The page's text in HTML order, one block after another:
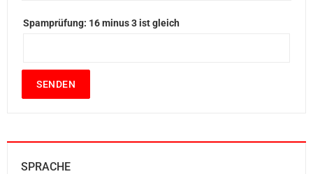
Spamprüfung: 16 minus 3 ist gleich
SENDEN
SPRACHE